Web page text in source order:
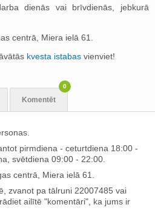
dienās vai brīvdienās, jebkurā
centrā, Miera ielā 61.
kvesta istabas vienviet!
Komentēt
0
pirmdiena - ceturtdiena 18:00 -
svētdiena 09:00 - 22:00.
centrā, Miera ielā 61.
zvanot pa tālruni 22007485 vai
ailītē "komentāri", ka jums ir